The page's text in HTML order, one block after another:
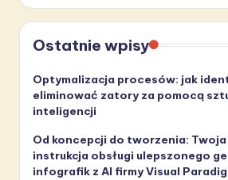
Ostatnie wpisy
Optymalizacja procesów: jak
eliminować zatory za pomocą
inteligencji
Od koncepcji do tworzenia:
instrukcja obsługi ulepszonego
infografik z AI firmy Visual